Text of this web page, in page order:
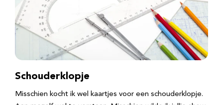
Schouderklopje
Misschien kocht ik wel kaartjes voor een schouderklopje.